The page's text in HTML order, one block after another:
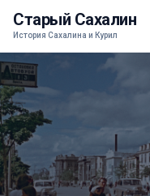
Старый Сахалин
История Сахалина и Курил